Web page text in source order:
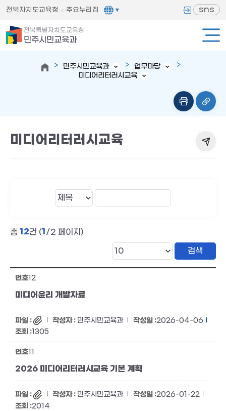
전북자치도교육청 주요누리집 sns
전북특별자치도교육청
민주시민교육과
민주시민교육과
업무마당
미디어리터러시교육
미디어리터러시교육
총 12건 (1/2 페이지)
12
미디어윤리 개발자료
민주시민교육과
2026-04-06
1305
11
2026 미디어리터러시교육 기본 계획
민주시민교육과
2026-01-22
2014